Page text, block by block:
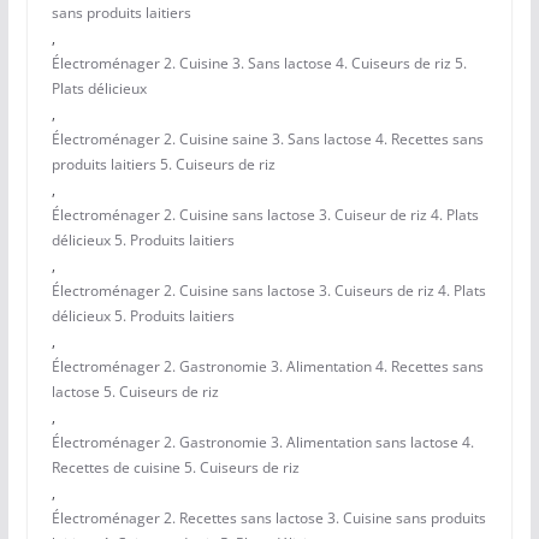
sans produits laitiers
,
Électroménager 2. Cuisine 3. Sans lactose 4. Cuiseurs de riz 5.
Plats délicieux
,
Électroménager 2. Cuisine saine 3. Sans lactose 4. Recettes sans
produits laitiers 5. Cuiseurs de riz
,
Électroménager 2. Cuisine sans lactose 3. Cuiseur de riz 4. Plats
délicieux 5. Produits laitiers
,
Électroménager 2. Cuisine sans lactose 3. Cuiseurs de riz 4. Plats
délicieux 5. Produits laitiers
,
Électroménager 2. Gastronomie 3. Alimentation 4. Recettes sans
lactose 5. Cuiseurs de riz
,
Électroménager 2. Gastronomie 3. Alimentation sans lactose 4.
Recettes de cuisine 5. Cuiseurs de riz
,
Électroménager 2. Recettes sans lactose 3. Cuisine sans produits